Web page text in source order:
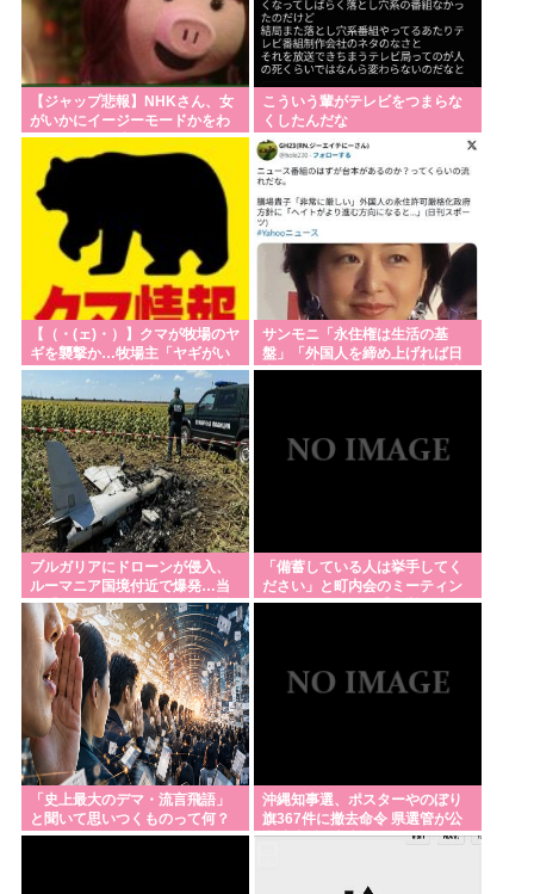
デンマーク人「野獣の日に来てみたよ。最高にCOOL
だね」
中国製EVが充電中に発火炎上🔥🚗🔥🔥
Powered by livedoor 相互RSS
【ジャップ悲報】NHKさん、女
がいかにイージーモードかをわ
かりやすく放映してしまうwww
こういう輩がテレビをつまらな
くしたんだな
【（・(ェ)・）】クマが牧場のヤ
ギを襲撃か…牧場主「ヤギがい
ない」ドローン調査で近くの川
でヤギを捕食するクマ確認 北海
道八雲町
サンモニ「永住権は生活の基
盤」「外国人を締め上げれば日
本人が生きやすくなる発想間違
ブルガリアにドローンが侵入、
ルーマニア国境付近で爆発…当
局「ウクライナ軍がよく使う機
種」！
「備蓄している人は挙手してく
ださい」と町内会のミーティン
グ、何の気なしに手を挙げてし
「史上最大のデマ・流言飛語」
と聞いて思いつくものって何？
沖縄知事選、ポスターやのぼり
旗367件に撤去命令 県選管が公
選法違反と判断